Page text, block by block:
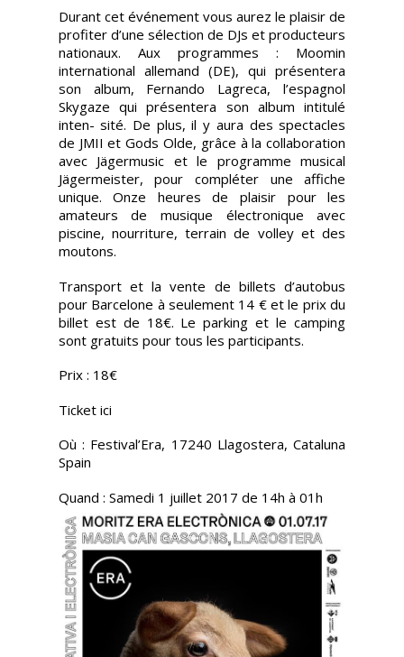
Durant cet événement vous aurez le plaisir de
profiter d’une sélection de DJs et producteurs
nationaux. Aux programmes : Moomin
international allemand (DE), qui présentera
son album, Fernando Lagreca, l’espagnol
Skygaze qui présentera son album intitulé
inten- sité. De plus, il y aura des spectacles
de JMII et Gods Olde, grâce à la collaboration
avec Jägermusic et le programme musical
Jägermeister, pour compléter une affiche
unique. Onze heures de plaisir pour les
amateurs de musique électronique avec
piscine, nourriture, terrain de volley et des
moutons.
Transport et la vente de billets d’autobus
pour Barcelone à seulement 14 € et le prix du
billet est de 18€. Le parking et le camping
sont gratuits pour tous les participants.
Prix : 18€
Ticket ici
Où : Festival’Era, 17240 Llagostera, Cataluna
Spain
Quand : Samedi 1 juillet 2017 de 14h à 01h